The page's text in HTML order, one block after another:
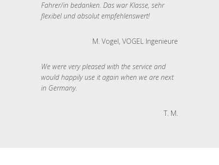
Fahrer/in bedanken. Das war Klasse, sehr
flexibel und absolut empfehlenswert!
M. Vogel, VOGEL Ingenieure
We were very pleased with the service and
would happily use it again when we are next
in Germany.
T. M.